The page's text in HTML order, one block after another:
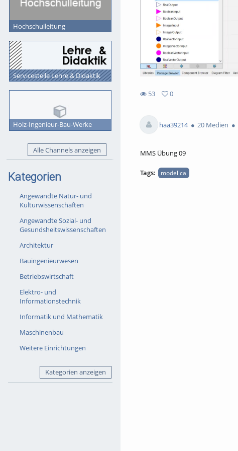
Hochschulleitung
Servicestelle Lehre & Didaktik
Holz-Ingenieur-Bau-Werke
Alle Channels anzeigen
Kategorien
Angewandte Natur- und
Kulturwissenschaften
Angewandte Sozial- und
Gesundsheitswissenschaften
Architektur
Bauingenieurwesen
Betriebswirtschaft
Elektro- und
Informationstechnik
Informatik und Mathematik
Maschinenbau
Weitere Einrichtungen
Kategorien anzeigen
53
views
0
haa39214
20 Medien
MMS Übung 09
Tags: modelica